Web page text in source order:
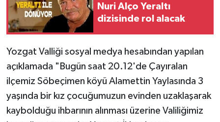
Nuri Alço Yeraltı
dizisinde rol alacak
Yozgat Valliği sosyal medya hesabından yapılan
açıklamada "Bugün saat 20.12'de Çayıralan
ilçemiz Söbeçimen köyü Alamettin Yaylasında 3
yaşında bir kız çocuğumuzun evinden uzaklaşarak
kaybolduğu ihbarının alınması üzerine Valiliğimiz